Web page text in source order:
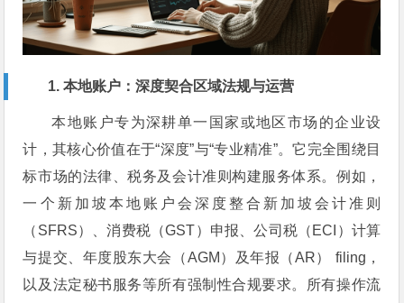
1. 本地账户：深度契合区域法规与运营
本地账户专为深耕单一国家或地区市场的企业设
计，其核心价值在于“深度”与“专业精准”。它完全围绕目
标市场的法律、税务及会计准则构建服务体系。例如，
一个新加坡本地账户会深度整合新加坡会计准则
（SFRS）、消费税（GST）申报、公司税（ECI）计算
与提交、年度股东大会（AGM）及年报（AR） filing，
以及法定秘书服务等所有强制性合规要求。所有操作流